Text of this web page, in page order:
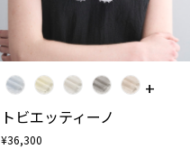
トビエッティーノ
¥36,300